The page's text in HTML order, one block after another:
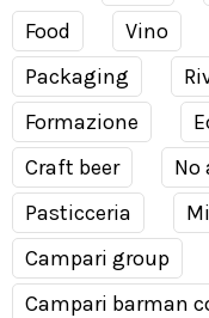
Food
Vino
Packaging
Formazione
Craft beer
No
Pasticceria
Campari group
Campari barman